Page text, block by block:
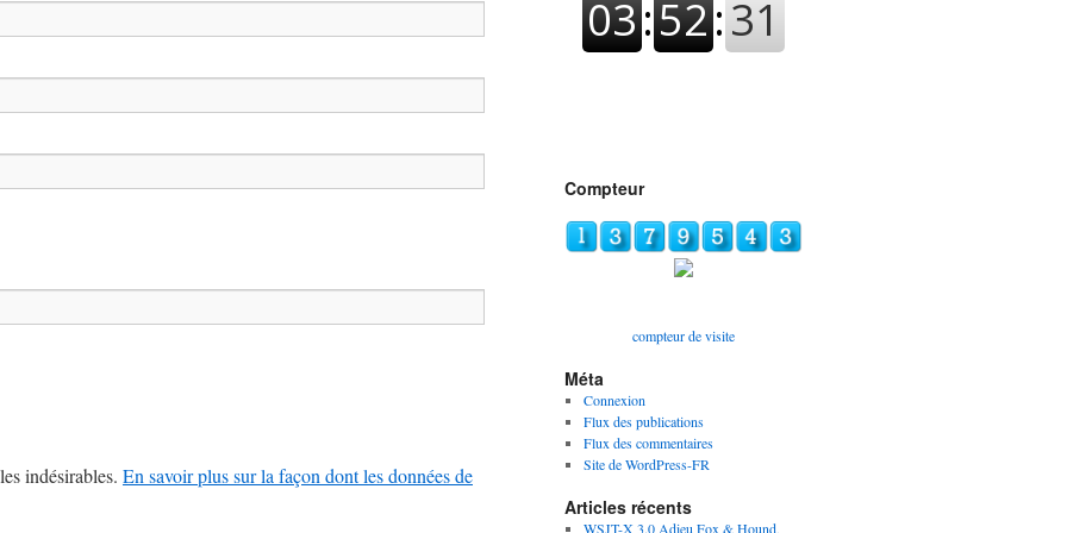
indésirables. En savoir plus sur la façon dont les données de
Compteur
compteur de visite
Méta
Connexion
Flux des publications
Flux des commentaires
Site de WordPress-FR
Articles récents
WSJT-X 3.0 Adieu Fox & Hound,